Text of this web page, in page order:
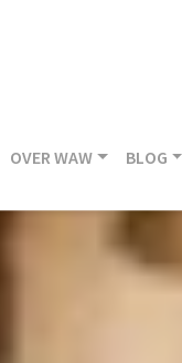
OVER WAW BLOG